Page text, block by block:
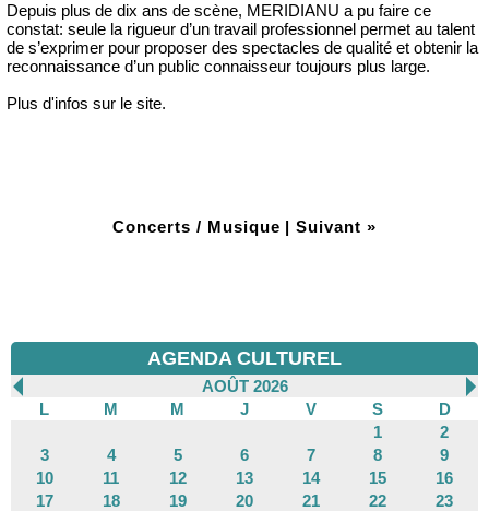
Depuis plus de dix ans de scène, MERIDIANU a pu faire ce
constat: seule la rigueur d’un travail professionnel permet au talent
de s’exprimer pour proposer des spectacles de qualité et obtenir la
reconnaissance d’un public connaisseur toujours plus large.
Plus d'infos sur le site.
Concerts / Musique | Suivant »
AGENDA CULTUREL
AOÛT 2026
L
M M J V S
D
1
2
3
4 5 6 7 8
9
10
11 12 13 14 15
16
17
18 19 20 21 22
23